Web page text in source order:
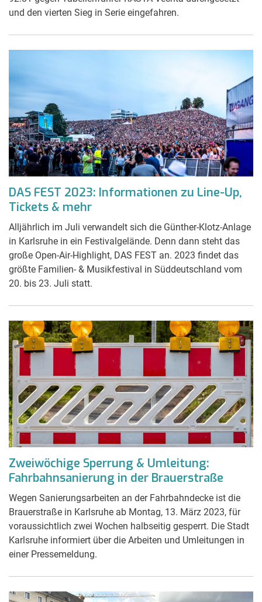
und den vierten Sieg in Serie eingefahren.
DAS FEST 2023: Informationen zu Line-Up,
Tickets & mehr
Alljährlich im Juli verwandelt sich die Günther-Klotz-Anlage
in Karlsruhe in ein Festivalgelände. Denn dann steht das
große Open-Air-Highlight, DAS FEST an. 2023 findet das
größte Familien- & Musikfestival in Süddeutschland vom
20. bis 23. Juli statt.
Zweiwöchige Sperrung & Umleitung:
Fahrbahnsanierung in der Brauerstraße
Wegen Sanierungsarbeiten an der Fahrbahndecke ist die
Brauerstraße in Karlsruhe ab Montag, 13. März 2023, für
voraussichtlich zwei Wochen halbseitig gesperrt. Die Stadt
Karlsruhe informiert über die Arbeiten und Umleitungen in
einer Pressemeldung.